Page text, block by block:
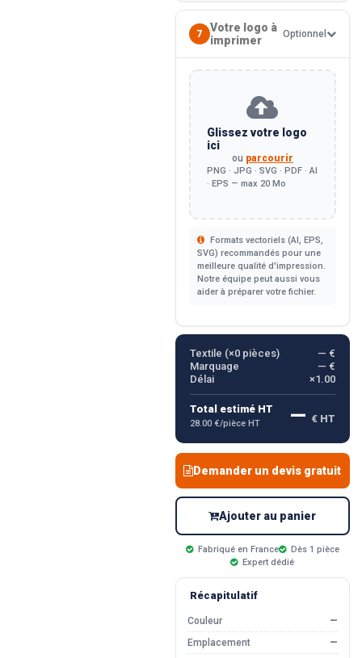
7
Votre logo à
imprimer
Optionnel
Glissez votre logo
ici
ou parcourir
PNG · JPG · SVG · PDF · AI
· EPS — max 20 Mo
Formats vectoriels (AI, EPS,
SVG) recommandés pour une
meilleure qualité d'impression.
Notre équipe peut aussi vous
aider à préparer votre fichier.
Textile (×0pièces)
— €
Marquage
— €
Délai
×1.00
Total estimé HT
28.00 €/pièce HT — € HT
Demander un devis gratuit
Ajouter au panier
Fabriqué en France
Dès 1 pièce
Expert dédié
Récapitulatif
Couleur
—
Emplacement
—